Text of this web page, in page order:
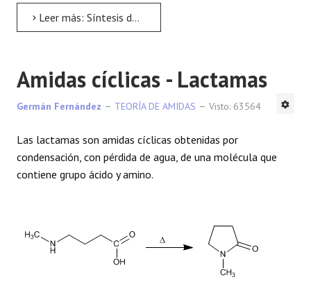
Leer más: Síntesis de Amidas
Amidas cíclicas - Lactamas
Germán Fernández TEORÍA DE AMIDAS Visto: 63564
Las lactamas son amidas cíclicas obtenidas por
condensación, con pérdida de agua, de una molécula que
contiene grupo ácido y amino.